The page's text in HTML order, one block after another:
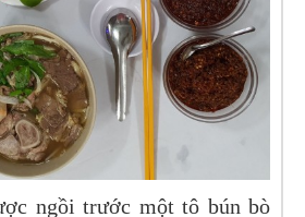
ngồi trước một tô bún bò